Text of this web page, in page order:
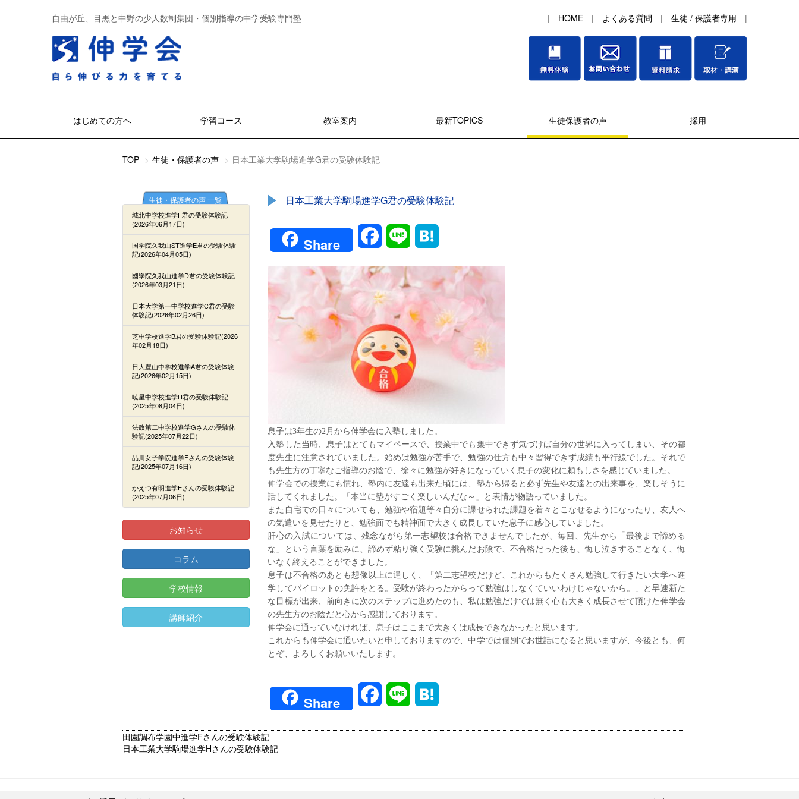
自由が丘、目黒と中野の少人数制集団・個別指導の中学受験専門塾 | HOME | よくある質問 | 生徒 / 保護者専用 |
はじめての方へ 学習コース 教室案内 最新TOPICS 生徒保護者の声 採用
TOP 生徒・保護者の声 日本工業大学駒場進学G君の受験体験記
生徒・保護者の声 一覧
城北中学校進学F君の受験体験記
(2026年06月17日)
国学院久我山ST進学E君の受験体験
記(2026年04月05日)
國學院久我山進学D君の受験体験記
(2026年03月21日)
日本大学第一中学校進学C君の受験
体験記(2026年02月26日)
芝中学校進学B君の受験体験記(2026
年02月18日)
日大豊山中学校進学A君の受験体験
記(2026年02月15日)
暁星中学校進学H君の受験体験記
(2025年08月04日)
法政第二中学校進学Gさんの受験体
験記(2025年07月22日)
品川女子学院進学Fさんの受験体験
記(2025年07月16日)
かえつ有明進学Eさんの受験体験記
(2025年07月06日)
お知らせ
コラム
学校情報
講師紹介
日本工業大学駒場進学G君の受験体験記
Share FacebookLine
息子は3年生の2月から伸学会に入塾しました。
入塾した当時、息子はとてもマイペースで、授業中でも集中できず気づけば自分の世界に入ってしまい、その都
度先生に注意されていました。始めは勉強が苦手で、勉強の仕方も中々習得できず成績も平行線でした。それで
も先生方の丁寧なご指導のお陰で、徐々に勉強が好きになっていく息子の変化に頼もしさを感じていました。
伸学会での授業にも慣れ、塾内に友達も出来た頃には、塾から帰ると必ず先生や友達との出来事を、楽しそうに
話してくれました。「本当に塾がすごく楽しいんだな～」と表情が物語っていました。
また自宅での日々についても、勉強や宿題等々自分に課せられた課題を着々とこなせるようになったり、友人へ
の気遣いを見せたりと、勉強面でも精神面で大きく成長していた息子に感心していました。
肝心の入試については、残念ながら第一志望校は合格できませんでしたが、毎回、先生から「最後まで諦める
な」という言葉を励みに、諦めず粘り強く受験に挑んだお陰で、不合格だった後も、悔し泣きすることなく、悔
いなく終えることができました。
息子は不合格のあとも想像以上に逞しく、「第二志望校だけど、これからもたくさん勉強して行きたい大学へ進
学してパイロットの免許をとる。受験が終わったからって勉強はしなくていいわけじゃないから。」と早速新た
な目標が出来、前向きに次のステップに進めたのも、私は勉強だけでは無く心も大きく成長させて頂けた伸学会
の先生方のお陰だと心から感謝しております。
伸学会に通っていなければ、息子はここまで大きくは成長できなかったと思います。
これからも伸学会に通いたいと申しておりますので、中学では個別でお世話になると思いますが、今後とも、何
とぞ、よろしくお願いいたします。
Share FacebookLine
前
の
田園調布学園中進学Fさんの受験体験記
次
日本工業大学駒場進学Hさんの受験体験記